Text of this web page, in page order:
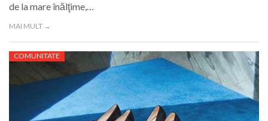
de la mare înălţime,…
MAI MULT →
COMUNITATE